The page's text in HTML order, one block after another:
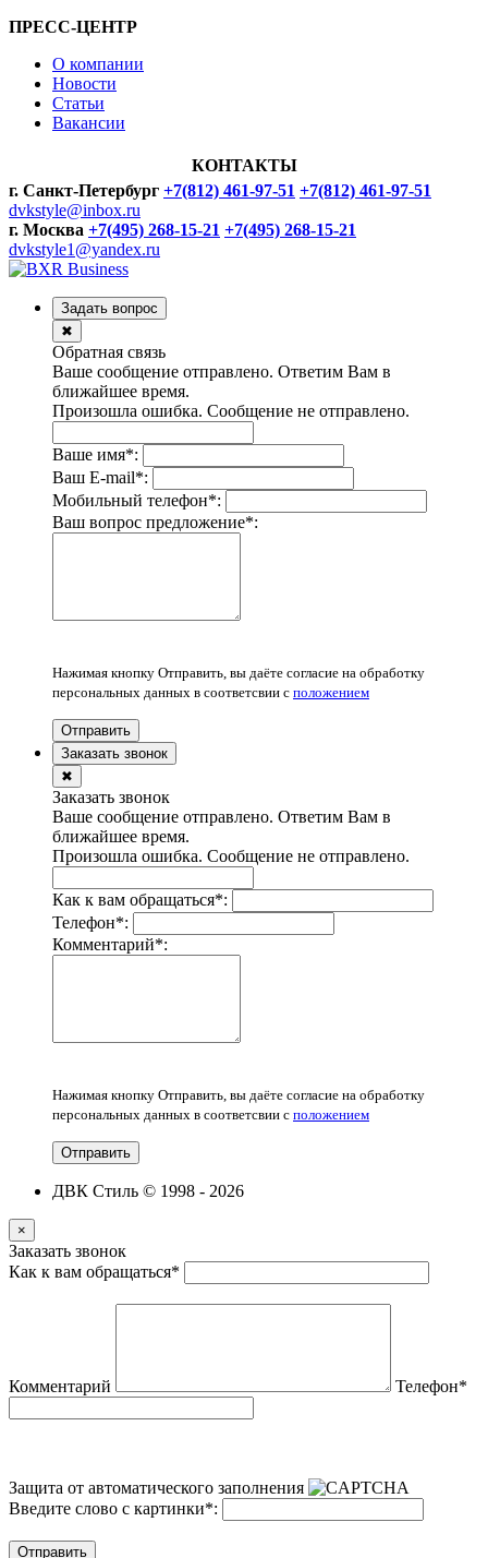
ПРЕСС-ЦЕНТР
О компании
Новости
Статьи
Вакансии
КОНТАКТЫ
г. Санкт-Петербург +7(812) 461-97-51 +7(812) 461-97-51
dvkstyle@inbox.ru
г. Москва +7(495) 268-15-21 +7(495) 268-15-21
dvkstyle1@yandex.ru
Задать вопрос
✖
Обратная связь
Ваше сообщение отправлено. Ответим Вам в
ближайшее время.
Произошла ошибка. Сообщение не отправлено.
Ваше имя*:
Ваш E-mail*:
Мобильный телефон*:
Ваш вопрос предложение*:
Нажимая кнопку Отправить, вы даёте согласие на обработку
персональных данных в соответсвии с положением
Отправить
Заказать звонок
✖
Заказать звонок
Ваше сообщение отправлено. Ответим Вам в
ближайшее время.
Произошла ошибка. Сообщение не отправлено.
Как к вам обращаться*:
Телефон*:
Комментарий*:
Нажимая кнопку Отправить, вы даёте согласие на обработку
персональных данных в соответсвии с положением
Отправить
ДВК Стиль © 1998 - 2026
×
Заказать звонок
Как к вам обращаться*
Комментарий Телефон*
Защита от автоматического заполнения
Введите слово с картинки*:
Отправить